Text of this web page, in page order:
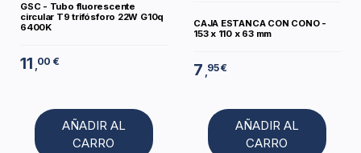
GSC - Tubo fluorescente
circular T9 trifósforo 22W G10q
6400K
11 00 €
AÑADIR AL
CARRO
CAJA ESTANCA CON CONO -
153 x 110 x 63 mm
7 95 €
AÑADIR AL
CARRO